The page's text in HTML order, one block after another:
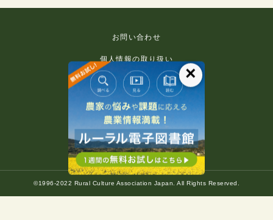
お問い合わせ
個人情報の取り扱い
免責事項
利用規約
推奨環境
著作権等について
©1996-2022 Rural Culture Association Japan. All Rights Reserved.
×